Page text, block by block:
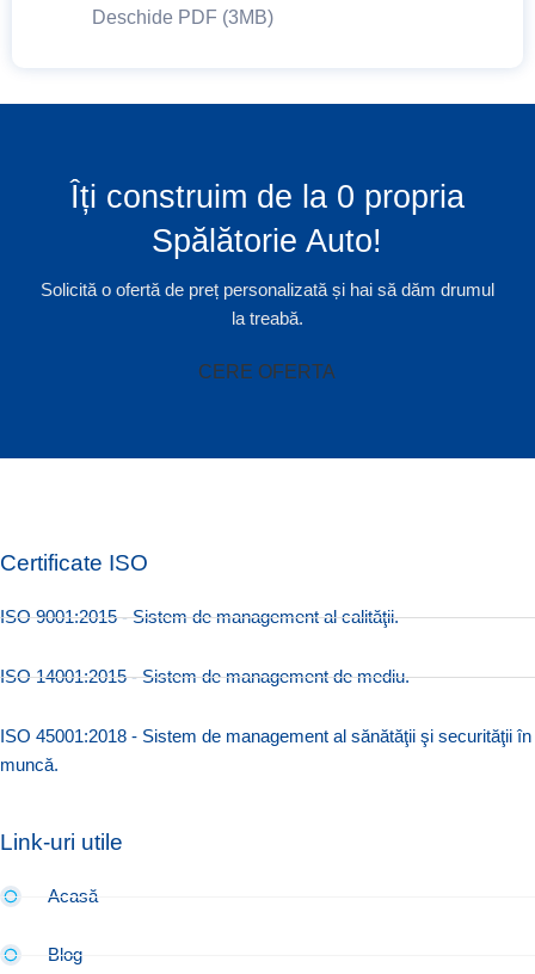
Deschide PDF (3MB)
Îți construim de la 0 propria
Spălătorie Auto!
Solicită o ofertă de preț personalizată și hai să dăm drumul
la treabă.
CERE OFERTA
Certificate ISO
ISO 9001:2015 - Sistem de management al calităţii.
ISO 14001:2015 - Sistem de management de mediu.
ISO 45001:2018 - Sistem de management al sănătăţii şi securităţii în
muncă.
Link-uri utile
Acasă
Blog